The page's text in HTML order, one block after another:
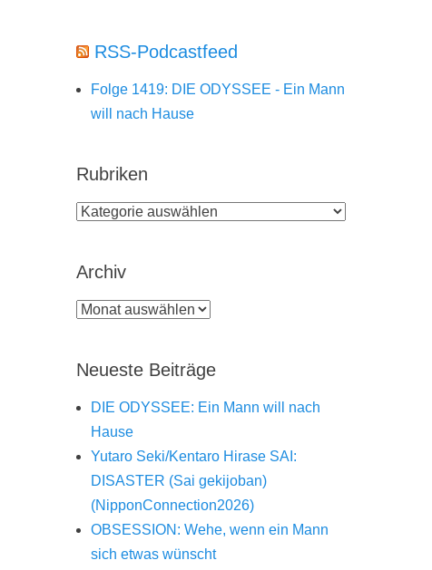
RSS-Podcastfeed
Folge 1419: DIE ODYSSEE - Ein Mann
will nach Hause
Rubriken
Rubriken
Archiv
Archiv
Neueste Beiträge
DIE ODYSSEE: Ein Mann will nach
Hause
Yutaro Seki/Kentaro Hirase SAI:
DISASTER (Sai gekijoban)
(NipponConnection2026)
OBSESSION: Wehe, wenn ein Mann
sich etwas wünscht